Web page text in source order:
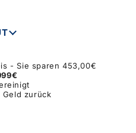
- Sie sparen 453,00€
zurück